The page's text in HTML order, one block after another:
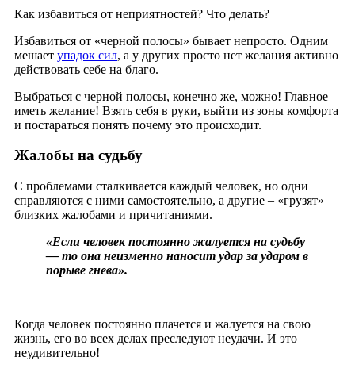
Как избавиться от неприятностей? Что делать?
Избавиться от «черной полосы» бывает непросто. Одним
мешает упадок сил, а у других просто нет желания активно
действовать себе на благо.
Выбраться с черной полосы, конечно же, можно! Главное
иметь желание! Взять себя в руки, выйти из зоны комфорта
и постараться понять почему это происходит.
Жалобы на судьбу
С проблемами сталкивается каждый человек, но одни
справляются с ними самостоятельно, а другие – «грузят»
близких жалобами и причитаниями.
«Если человек постоянно жалуется на судьбу
— то она неизменно наносит удар за ударом в
порыве гнева».
Когда человек постоянно плачется и жалуется на свою
жизнь, его во всех делах преследуют неудачи. И это
неудивительно!